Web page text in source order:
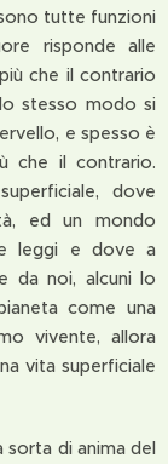
tutte funzioni
risponde alle
che il contrario
stesso modo si
e spesso è
che il contrario.
dove
ed un mondo
leggi e dove a
da noi, alcuni lo
come una
vivente, allora
vita superficiale
di anima del